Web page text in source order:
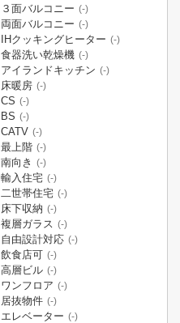
３面バルコニー (-)
両面バルコニー (-)
IHクッキングヒーター (-)
食器洗い乾燥機 (-)
アイランドキッチン (-)
床暖房 (-)
CS (-)
BS (-)
CATV (-)
最上階 (-)
南向き (-)
輸入住宅 (-)
二世帯住宅 (-)
床下収納 (-)
複層ガラス (-)
自由設計対応 (-)
飲食店可 (-)
高層ビル (-)
ワンフロア (-)
居抜物件 (-)
エレベーター (-)